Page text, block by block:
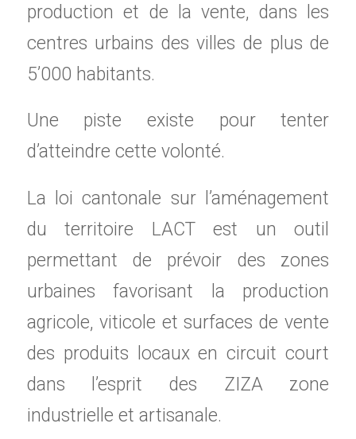
production et de la vente, dans les
centres urbains des villes de plus de
5’000 habitants.
Une piste existe pour tenter
d’atteindre cette volonté.
La loi cantonale sur l’aménagement
du territoire LACT est un outil
permettant de prévoir des zones
urbaines favorisant la production
agricole, viticole et surfaces de vente
des produits locaux en circuit court
dans l’esprit des ZIZA zone
industrielle et artisanale.